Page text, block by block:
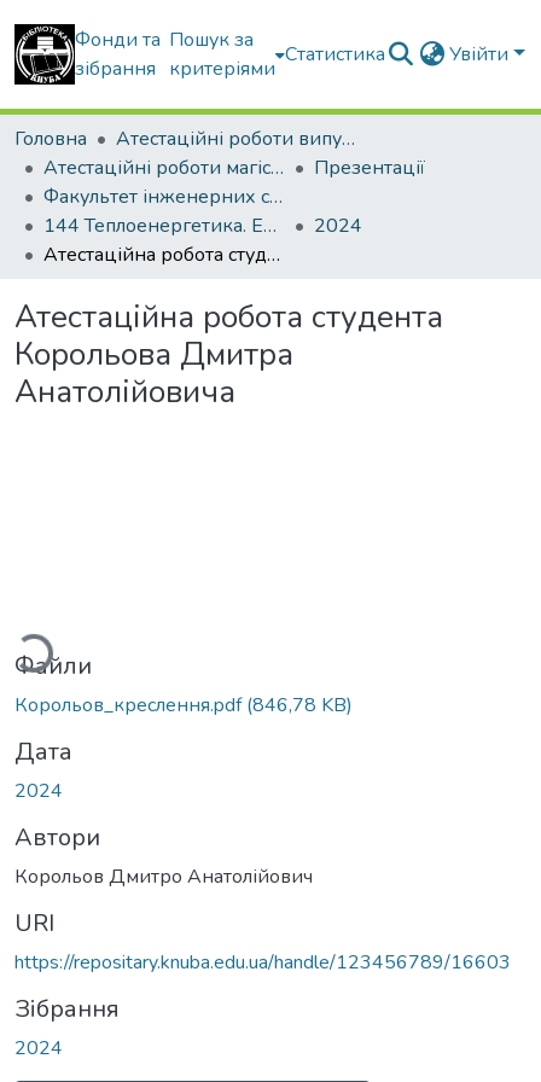
Фонди та
зібрання
Пошук за
критеріями
Статистика Увійти
Головна
Атестаційні роботи випускників
Атестаційні роботи магістрів
Презентації
Факультет інженерних систем та екології
144 Теплоенергетика. Енергетичний менеджмент, енергоефективні муніципальні та промислові теплові технології
2024
Атестаційна робота студента Корольова Дмитра Анатолійовича
Атестаційна робота студента
Корольова Дмитра
Анатолійовича
Файли
Корольов_креслення.pdf(846,78 KB)
Дата
2024
Автори
Корольов Дмитро Анатолійович
URI
https://repositary.knuba.edu.ua/handle/123456789/16603
Зібрання
2024